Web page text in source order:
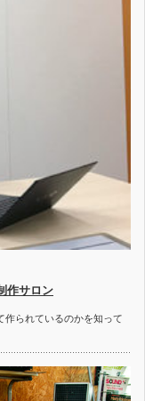
作サロン
作られているのかを知って